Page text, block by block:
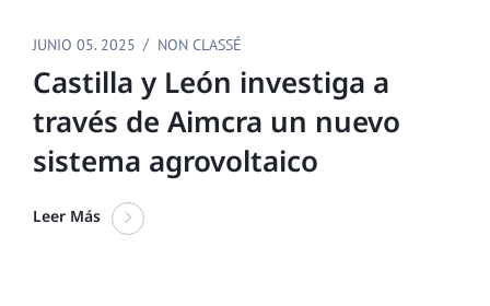
JUNIO 05. 2025 NON CLASSÉ
Castilla y León investiga a
través de Aimcra un nuevo
sistema agrovoltaico
Leer Más